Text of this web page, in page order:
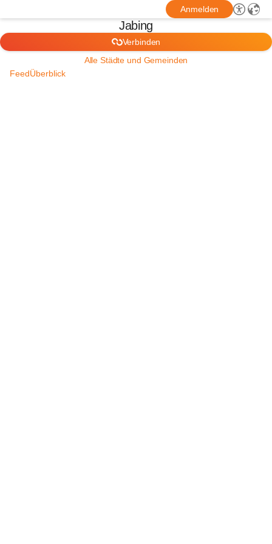
Anmelden
Jabing
Verbinden
Alle Städte und Gemeinden
FeedÜberblick